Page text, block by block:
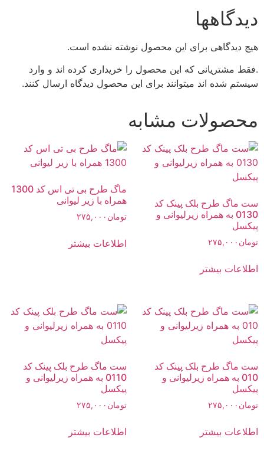
دیدگاهها
هیچ دیدگاهی برای این محصول نوشته نشده است.
.فقط مشتریانی که این محصول را خریداری کرده اند و وارد
سیستم شده اند میتوانند برای این محصول دیدگاه ارسال کنند.
محصولات مشابه
ست ماگ طرح بلک پینک کد
0130 به همراه زیرلیوانی و
پیکسل
تومان ۲۷۵,۰۰۰
اطلاعات بیشتر
ماگ طرح بی تی اس کد 1300
همراه با زیر لیوانی
تومان ۲۷۵,۰۰۰
اطلاعات بیشتر
ست ماگ طرح بلک پینک کد
010 به همراه زیرلیوانی و
پیکسل
تومان ۲۷۵,۰۰۰
اطلاعات بیشتر
ست ماگ طرح بلک پینک کد
0110 به همراه زیرلیوانی و
پیکسل
تومان ۲۷۵,۰۰۰
اطلاعات بیشتر